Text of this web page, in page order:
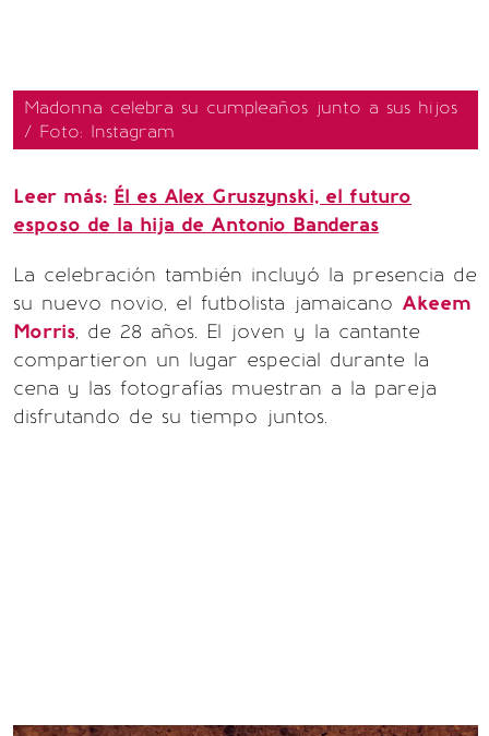
Madonna celebra su cumpleaños junto a sus hijos
/ Foto: Instagram
Leer más: Él es Alex Gruszynski, el futuro
esposo de la hija de Antonio Banderas
La celebración también incluyó la presencia de
su nuevo novio, el futbolista jamaicano Akeem
Morris, de 28 años. El joven y la cantante
compartieron un lugar especial durante la
cena y las fotografías muestran a la pareja
disfrutando de su tiempo juntos.